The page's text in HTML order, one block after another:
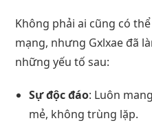
Không phải ai cũng có
mạng, nhưng Gxlxae đã
những yếu tố sau:
Sự độc đáo: Luôn
mẻ, không trùng lặp.